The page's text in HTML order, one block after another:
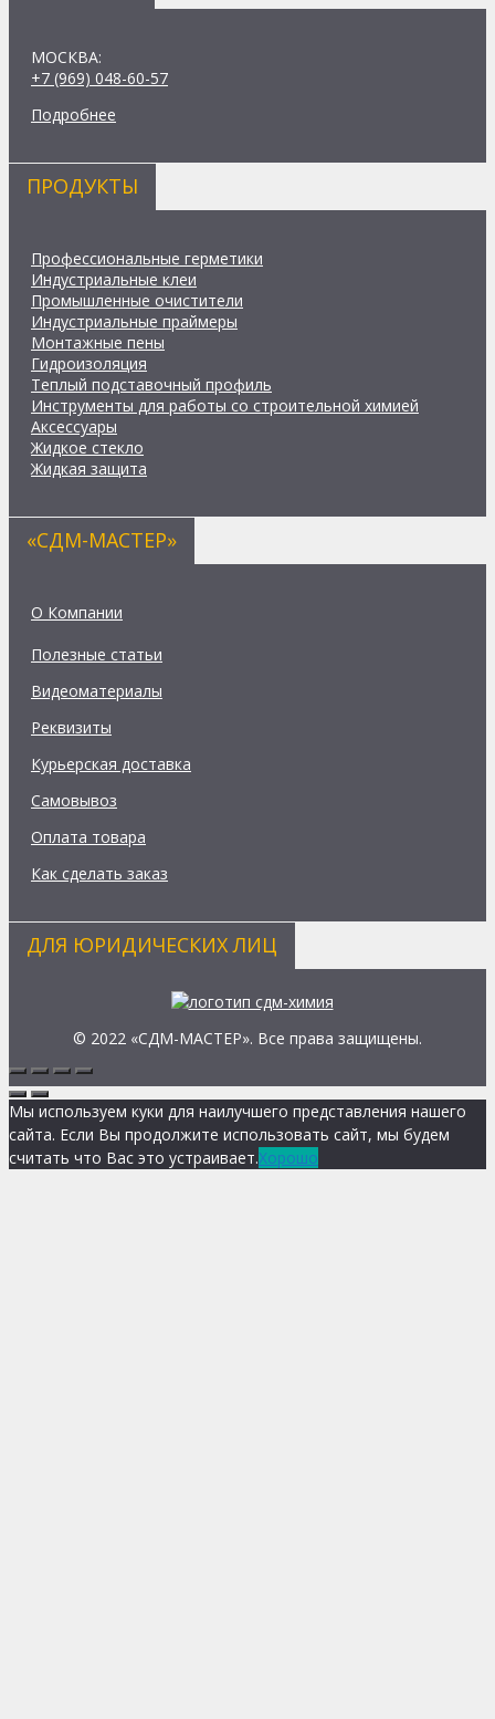
МОСКВА:
+7 (969) 048-60-57
Подробнее
ПРОДУКТЫ
Профессиональные герметики
Индустриальные клеи
Промышленные очистители
Индустриальные праймеры
Монтажные пены
Гидроизоляция
Теплый подставочный профиль
Инструменты для работы со строительной химией
Аксессуары
Жидкое стекло
Жидкая защита
«СДМ-МАСТЕР»
О Компании
Полезные статьи
Видеоматериалы
Реквизиты
Курьерская доставка
Самовывоз
Оплата товара
Как сделать заказ
ДЛЯ ЮРИДИЧЕСКИХ ЛИЦ
© 2022 «СДМ-МАСТЕР». Все права защищены.
Мы используем куки для наилучшего представления нашего
сайта. Если Вы продолжите использовать сайт, мы будем
считать что Вас это устраивает.Хорошо